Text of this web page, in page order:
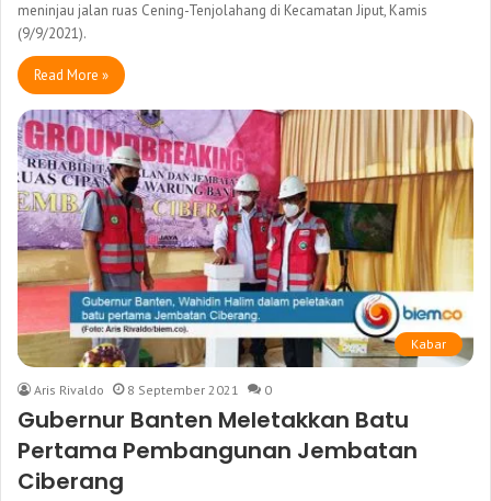
meninjau jalan ruas Cening-Tenjolahang di Kecamatan Jiput, Kamis
(9/9/2021).
Read More »
Kabar
Aris Rivaldo 8 September 2021 0
Gubernur Banten Meletakkan Batu
Pertama Pembangunan Jembatan
Ciberang